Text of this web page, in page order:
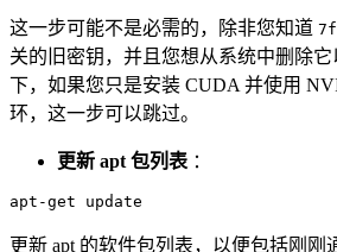
这一步可能不是必需的，除非您知道
关的旧密钥，并且您想从系统中删除
下，如果您只是安装 CUDA 并使用
环，这一步可以跳过。
更新 apt 包列表 ：
更新 apt 的软件包列表，以便包括刚刚